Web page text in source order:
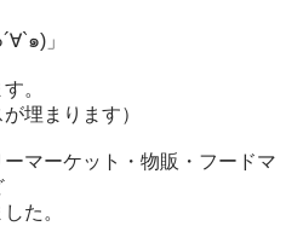
๑)」
。
埋まります）
マーケット・物販・フードマ
た。